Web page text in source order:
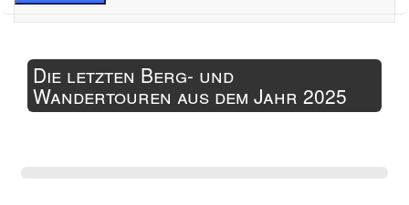
Die letzten Berg- und
Wandertouren aus dem Jahr 2025